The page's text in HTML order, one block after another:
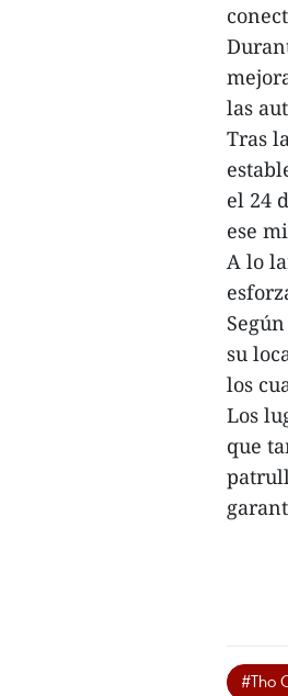
las
Tras
el 24
ese
A lo
su
los
Los
que
#Tho